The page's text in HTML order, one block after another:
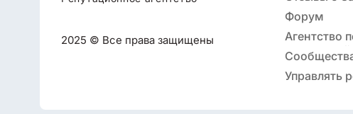
2025 © Все права защищены
Форум
Агентство
репутацией
Управлять